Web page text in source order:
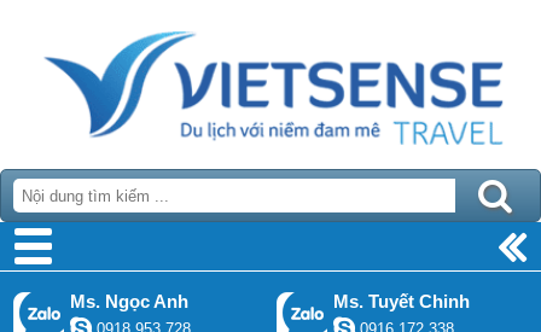
Ms. Ngọc Anh Ms. Tuyết Chinh